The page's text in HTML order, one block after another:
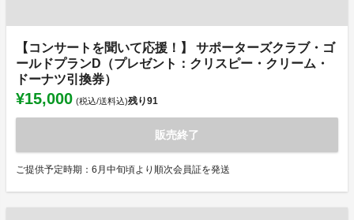
【コンサートを聞いて応援！】 サポーターズクラブ・ゴ
ールドプランD（プレゼント：クリスピー・クリーム・
ドーナツ引換券）
¥15,000 (税込/送料込)残り91
販売終了
ご提供予定時期：6月中旬頃より順次会員証を発送